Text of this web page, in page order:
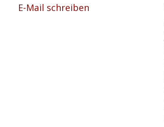
E-Mail schreiben